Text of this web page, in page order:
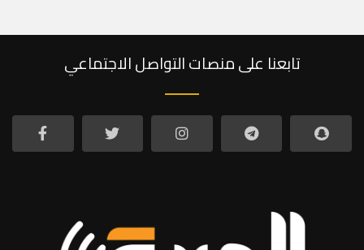
تابعنا على منصات التواصل الاجتماعي